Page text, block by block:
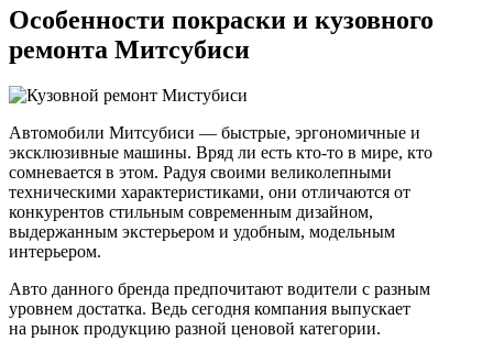
Особенности покраски и кузовного
ремонта Митсубиси
Автомобили Митсубиси — быстрые, эргономичные и
эксклюзивные машины. Вряд ли есть кто-то в мире, кто
сомневается в этом. Радуя своими великолепными
техническими характеристиками, они отличаются от
конкурентов стильным современным дизайном,
выдержанным экстерьером и удобным, модельным
интерьером.
Авто данного бренда предпочитают водители с разным
уровнем достатка. Ведь сегодня компания выпускает
на рынок продукцию разной ценовой категории.